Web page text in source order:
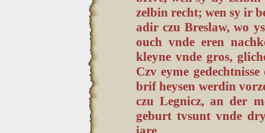
zelbin recht; wen sy ir
adir czu Breslaw, wo
ouch vnde eren
kleyne vnde gros,
Czv eyme
brif heysen werdin
czu Legnicz, an der
geburt tvsunt vnde